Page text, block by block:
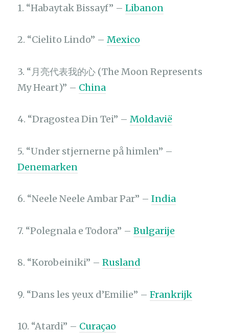
1. “Habaytak Bissayf” –Libanon
2. “Cielito Lindo” –Mexico
3. “月亮代表我的心 (The Moon Represents
My Heart)” – China
4. “Dragostea Din Tei” –Moldavië
5. “Under stjernerne på himlen” –
Denemarken
6. “Neele Neele Ambar Par” –India
7. “Polegnala e Todora” –Bulgarije
8. “Korobeiniki” –Rusland
9. “Dans les yeux d’Emilie” –Frankrijk
10. “Atardi” – Curaçao